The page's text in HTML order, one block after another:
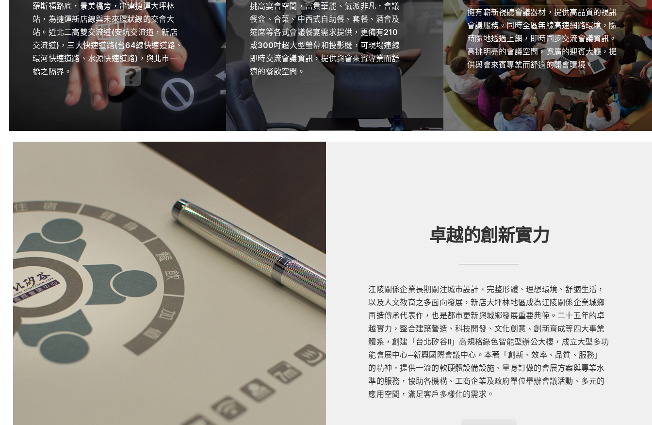
羅斯福路底，景美橋旁，串連捷運大坪林
站，為捷運新店線與未來環狀線的交會大
站。近北二高雙交流道(安坑交流道，新店
交流道)，三大快速道路(台64線快速道路、
環河快速道路、水源快速道路)，與北市一
橋之隔界。
挑高宴會空間，富貴華麗、氣派非凡，會議
餐盒、合菜、中西式自助餐、套餐、酒會及
筵席等各式會議餐宴需求提供，更備有210
或300吋超大型螢幕和投影機，可現場連線
即時交流會議資訊，提供與會來賓專業而舒
適的餐飲空間。
擁有嶄新視聽會議器材，提供高品質的視訊
會議服務。同時全區無線高速網路環境，隨
時隨地透過上網，即時同步交流會議資訊。
高挑明亮的會議空間，寬廣的迎賓大廳，提
供與會來賓專業而舒適的開會環境。
卓越的創新實力
江陵關係企業長期關注城市設計、完整形體、理想環境、舒適生活，
以及人文教育之多面向發展，新店大坪林地區成為江陵關係企業城鄉
再造傳承代表作，也是都市更新與城鄉發展重要典範。二十五年的卓
越實力，整合建築營造、科技開發、文化創意、創新育成等四大事業
體系，創建「台北矽谷II」高規格綠色智能型辦公大樓，成立大型多功
能會展中心─新興國際會議中心。本著「創新、效率、品質、服務」
的精神，提供一流的軟硬體設備設施、量身訂做的會展方案與專業水
準的服務，協助各機構、工商企業及政府單位舉辦會議活動、多元的
應用空間，滿足客戶多樣化的需求。